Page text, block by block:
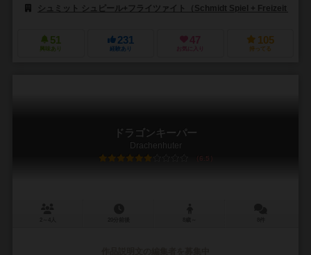
シュミット シュピール+フライツァイト（Schmidt Spiel + Freizeit）
51
興味あり
231
経験あり
47
お気に入り
105
持ってる
ドラゴンキーパー
Drachenhuter
6.5